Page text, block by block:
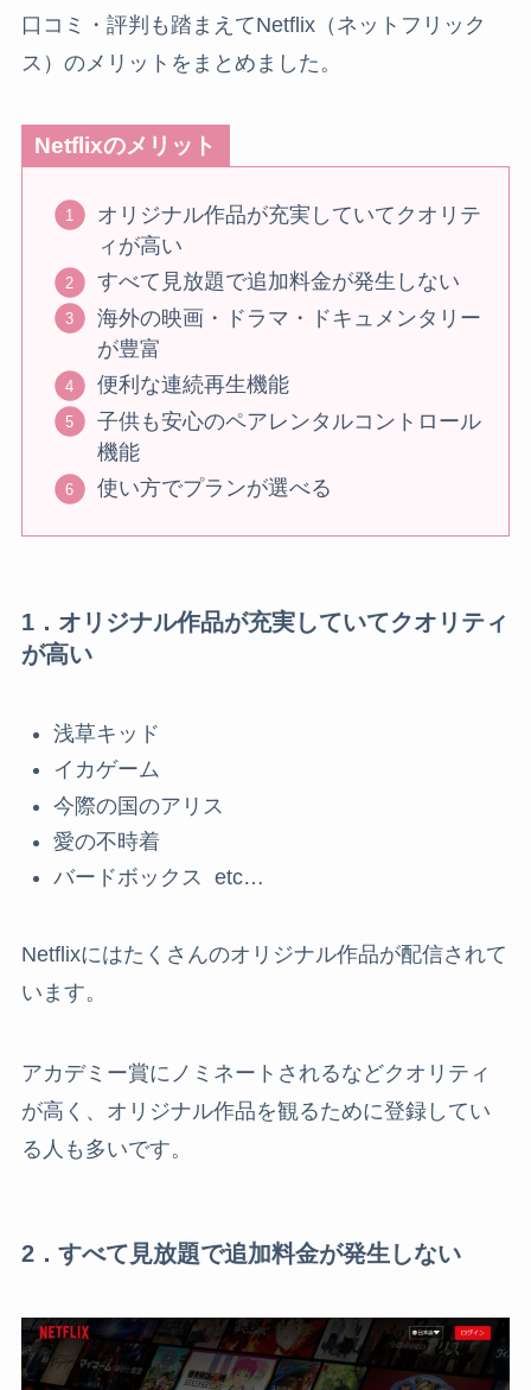
口コミ・評判も踏まえてNetflix（ネットフリック
ス）のメリットをまとめました。
Netflixのメリット
オリジナル作品が充実していてクオリテ
ィが高い
すべて見放題で追加料金が発生しない
海外の映画・ドラマ・ドキュメンタリー
が豊富
便利な連続再生機能
子供も安心のペアレンタルコントロール
機能
使い方でプランが選べる
1．オリジナル作品が充実していてクオリティ
が高い
浅草キッド
イカゲーム
今際の国のアリス
愛の不時着
バードボックス etc…
Netflixにはたくさんのオリジナル作品が配信されて
います。
アカデミー賞にノミネートされるなどクオリティ
が高く、オリジナル作品を観るために登録してい
る人も多いです。
2．すべて見放題で追加料金が発生しない